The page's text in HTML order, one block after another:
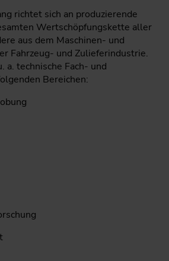
richtet sich an produzierende
Wertschöpfungskette aller
aus dem Maschinen- und
Fahrzeug- und Zulieferindustrie.
a. technische Fach- und
Bereichen: